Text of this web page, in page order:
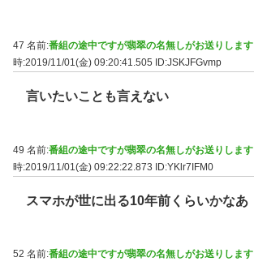
47 名前:番組の途中ですが翡翠の名無しがお送りします
時:2019/11/01(金) 09:20:41.505
ID:JSKJFGvmp
言いたいことも言えない
49 名前:番組の途中ですが翡翠の名無しがお送りします
時:2019/11/01(金) 09:22:22.873 ID:YKlr7IFM0
スマホが世に出る10年前くらいかなあ
52 名前:番組の途中ですが翡翠の名無しがお送りします